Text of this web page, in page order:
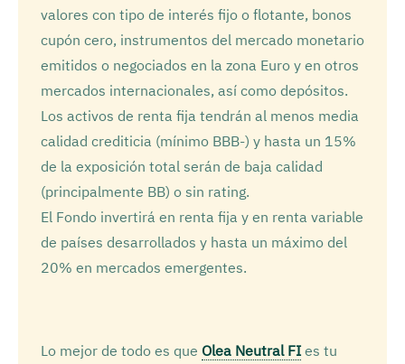
valores con tipo de interés fijo o flotante, bonos
cupón cero, instrumentos del mercado monetario
emitidos o negociados en la zona Euro y en otros
mercados internacionales, así como depósitos.
Los activos de renta fija tendrán al menos media
calidad crediticia (mínimo BBB-) y hasta un 15%
de la exposición total serán de baja calidad
(principalmente BB) o sin rating.
El Fondo invertirá en renta fija y en renta variable
de países desarrollados y hasta un máximo del
20% en mercados emergentes.
Lo mejor de todo es que Olea Neutral FIes tu